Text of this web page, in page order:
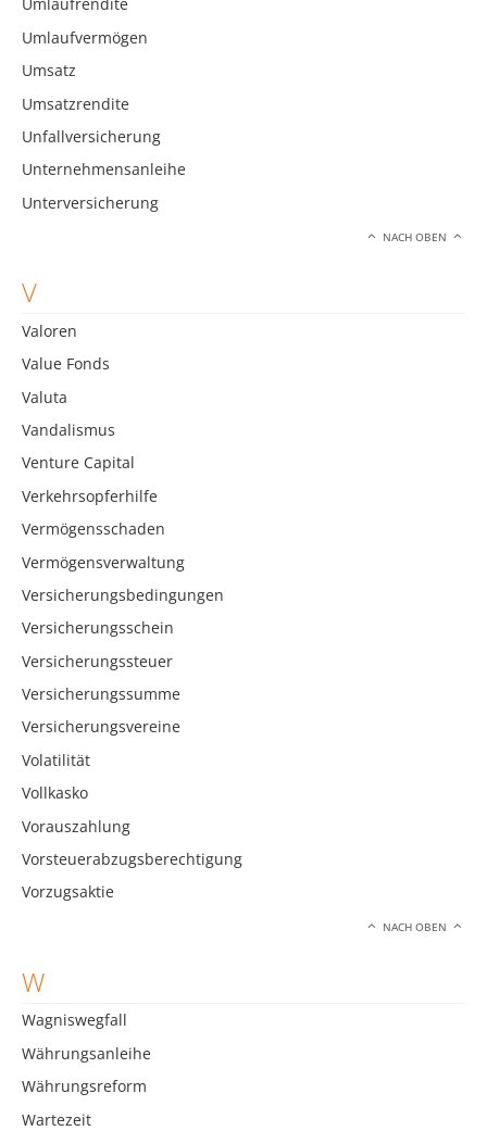
Umlaufrendite
Umlaufvermögen
Umsatz
Umsatzrendite
Unfallversicherung
Unternehmensanleihe
Unterversicherung
NACH OBEN
V
Valoren
Value Fonds
Valuta
Vandalismus
Venture Capital
Verkehrsopferhilfe
Vermögensschaden
Vermögensverwaltung
Versicherungsbedingungen
Versicherungsschein
Versicherungssteuer
Versicherungssumme
Versicherungsvereine
Volatilität
Vollkasko
Vorauszahlung
Vorsteuerabzugsberechtigung
Vorzugsaktie
NACH OBEN
W
Wagniswegfall
Währungsanleihe
Währungsreform
Wartezeit